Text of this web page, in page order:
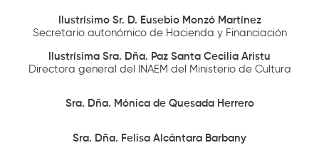
Ilustrísimo Sr. D. Eusebio Monzó Martínez
Secretario autonómico de Hacienda y Financiación
Ilustrísima Sra. Dña. Paz Santa Cecilia Aristu
Directora general del INAEM del Ministerio de Cultura
Sra. Dña. Mónica de Quesada Herrero
Sra. Dña. Felisa Alcántara Barbany